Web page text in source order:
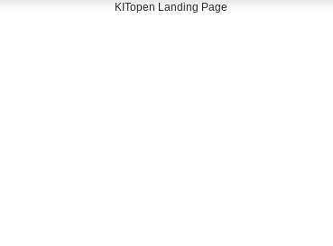
KITopen Landing Page